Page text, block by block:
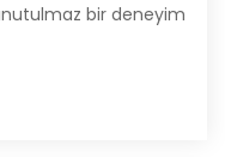
bir deneyim